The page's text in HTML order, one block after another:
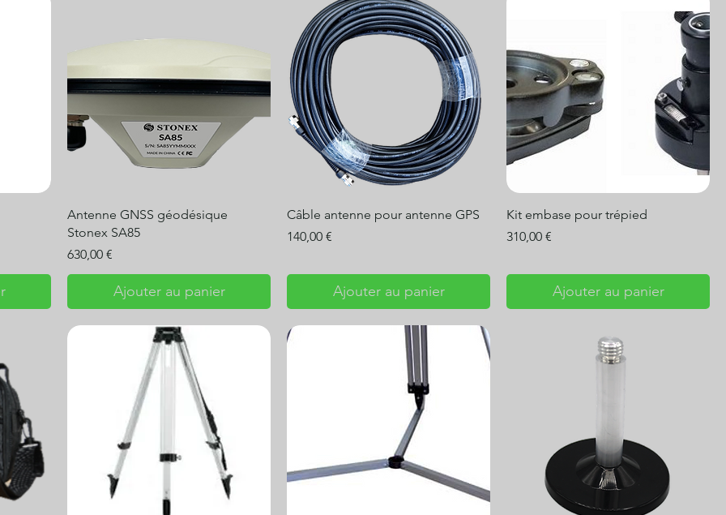
Antenne GNSS géodésique
Stonex SA85
Prix
630,00 €
Ajouter au panier
Câble antenne pour antenne GPS
Prix
140,00 €
Ajouter au panier
Kit embase pour trépied
Prix
310,00 €
Ajouter au panier